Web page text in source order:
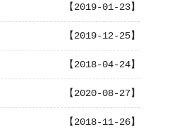
【2019-01-23】
【2019-12-25】
【2018-04-24】
【2020-08-27】
【2018-11-26】